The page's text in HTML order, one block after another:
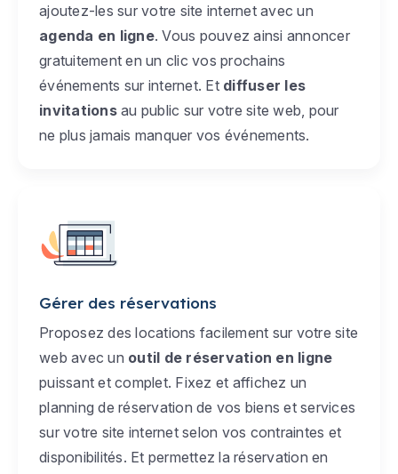
ajoutez-les sur votre site internet avec un
agenda en ligne. Vous pouvez ainsi annoncer
gratuitement en un clic vos prochains
événements sur internet. Et diffuser les
invitationsau public sur votre site web, pour
ne plus jamais manquer vos événements.
Gérer des réservations
Proposez des locations facilement sur votre site
web avec un outil de réservation en ligne
puissant et complet. Fixez et affichez un
planning de réservation de vos biens et services
sur votre site internet selon vos contraintes et
disponibilités. Et permettez la réservation en